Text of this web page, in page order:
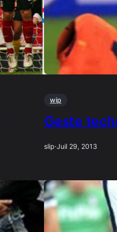
wip
Geste
slip·Juil 29, 2013